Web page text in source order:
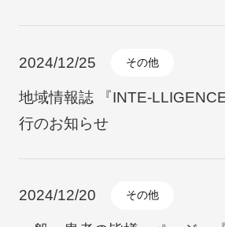
2024/12/25 その他
地域情報誌 『INTE-
行のお知らせ
2024/12/20 その他